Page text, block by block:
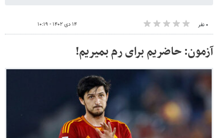
۰ نفر ۱۴ دی ۱۴۰۲ - ۱۰:۱۹
آزمون: حاضریم برای رم بمیریم!